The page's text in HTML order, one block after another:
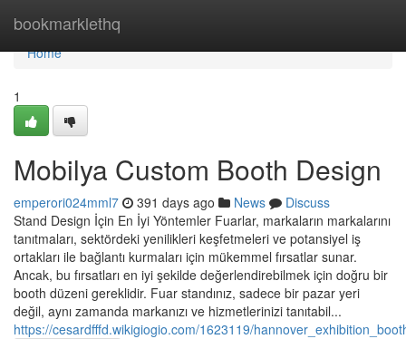
bookmarklethq
Home
Home
1
Mobilya Custom Booth Design
emperori024mml7 391 days ago News
Discuss
Stand Design İçin En İyi Yöntemler Fuarlar, markaların markalarını
tanıtmaları, sektördeki yenilikleri keşfetmeleri ve potansiyel iş
ortakları ile bağlantı kurmaları için mükemmel fırsatlar sunar.
Ancak, bu fırsatları en iyi şekilde değerlendirebilmek için doğru bir
booth düzeni gereklidir. Fuar standınız, sadece bir pazar yeri
değil, aynı zamanda markanızı ve hizmetlerinizi tanıtabil...
https://cesardfffd.wikigiogio.com/1623119/